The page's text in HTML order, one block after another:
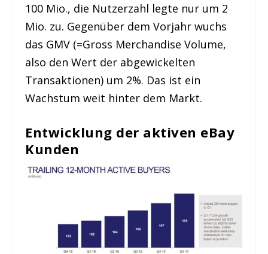
100 Mio., die Nutzerzahl legte nur um 2
Mio. zu. Gegenüber dem Vorjahr wuchs
das GMV (=Gross Merchandise Volume,
also den Wert der abgewickelten
Transaktionen) um 2%. Das ist ein
Wachstum weit hinter dem Markt.
Entwicklung der aktiven eBay
Kunden